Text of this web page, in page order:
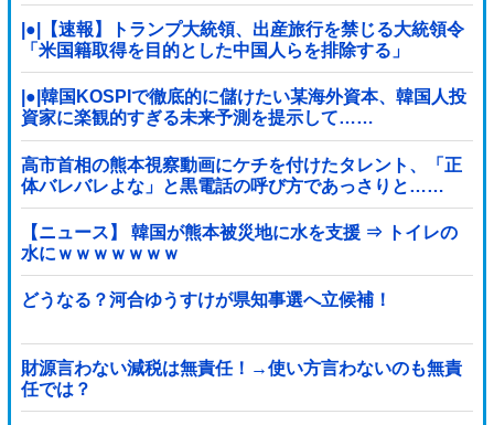
|●|【速報】トランプ大統領、出産旅行を禁じる大統領令
「米国籍取得を目的とした中国人らを排除する」
|●|韓国KOSPIで徹底的に儲けたい某海外資本、韓国人投
資家に楽観的すぎる未来予測を提示して……
高市首相の熊本視察動画にケチを付けたタレント、「正
体バレバレよな」と黒電話の呼び方であっさりと……
【ニュース】 韓国が熊本被災地に水を支援 ⇒ トイレの
水にｗｗｗｗｗｗｗ
どうなる？河合ゆうすけが県知事選へ立候補！
財源言わない減税は無責任！→使い方言わないのも無責
任では？